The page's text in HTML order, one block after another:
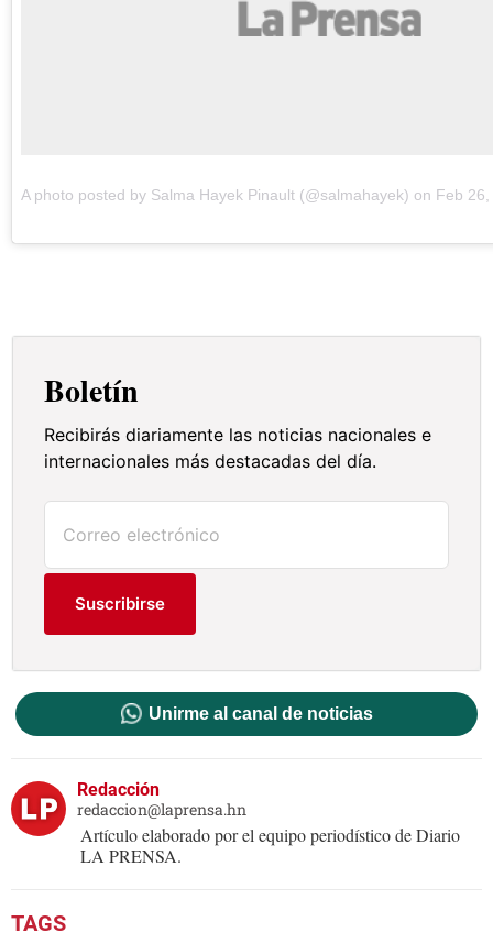
A photo posted by Salma Hayek Pinault (@salmahayek) on Feb
Boletín
Recibirás diariamente las noticias nacionales e
internacionales más destacadas del día.
Suscribirse
Unirme al canal de noticias
Redacción
redaccion@laprensa.hn
Artículo elaborado por el equipo periodístico de Diario
LA PRENSA.